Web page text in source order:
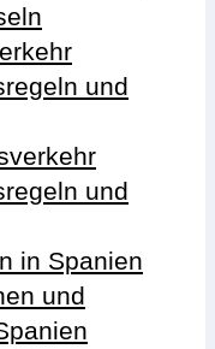
und
und
in Spanien
und